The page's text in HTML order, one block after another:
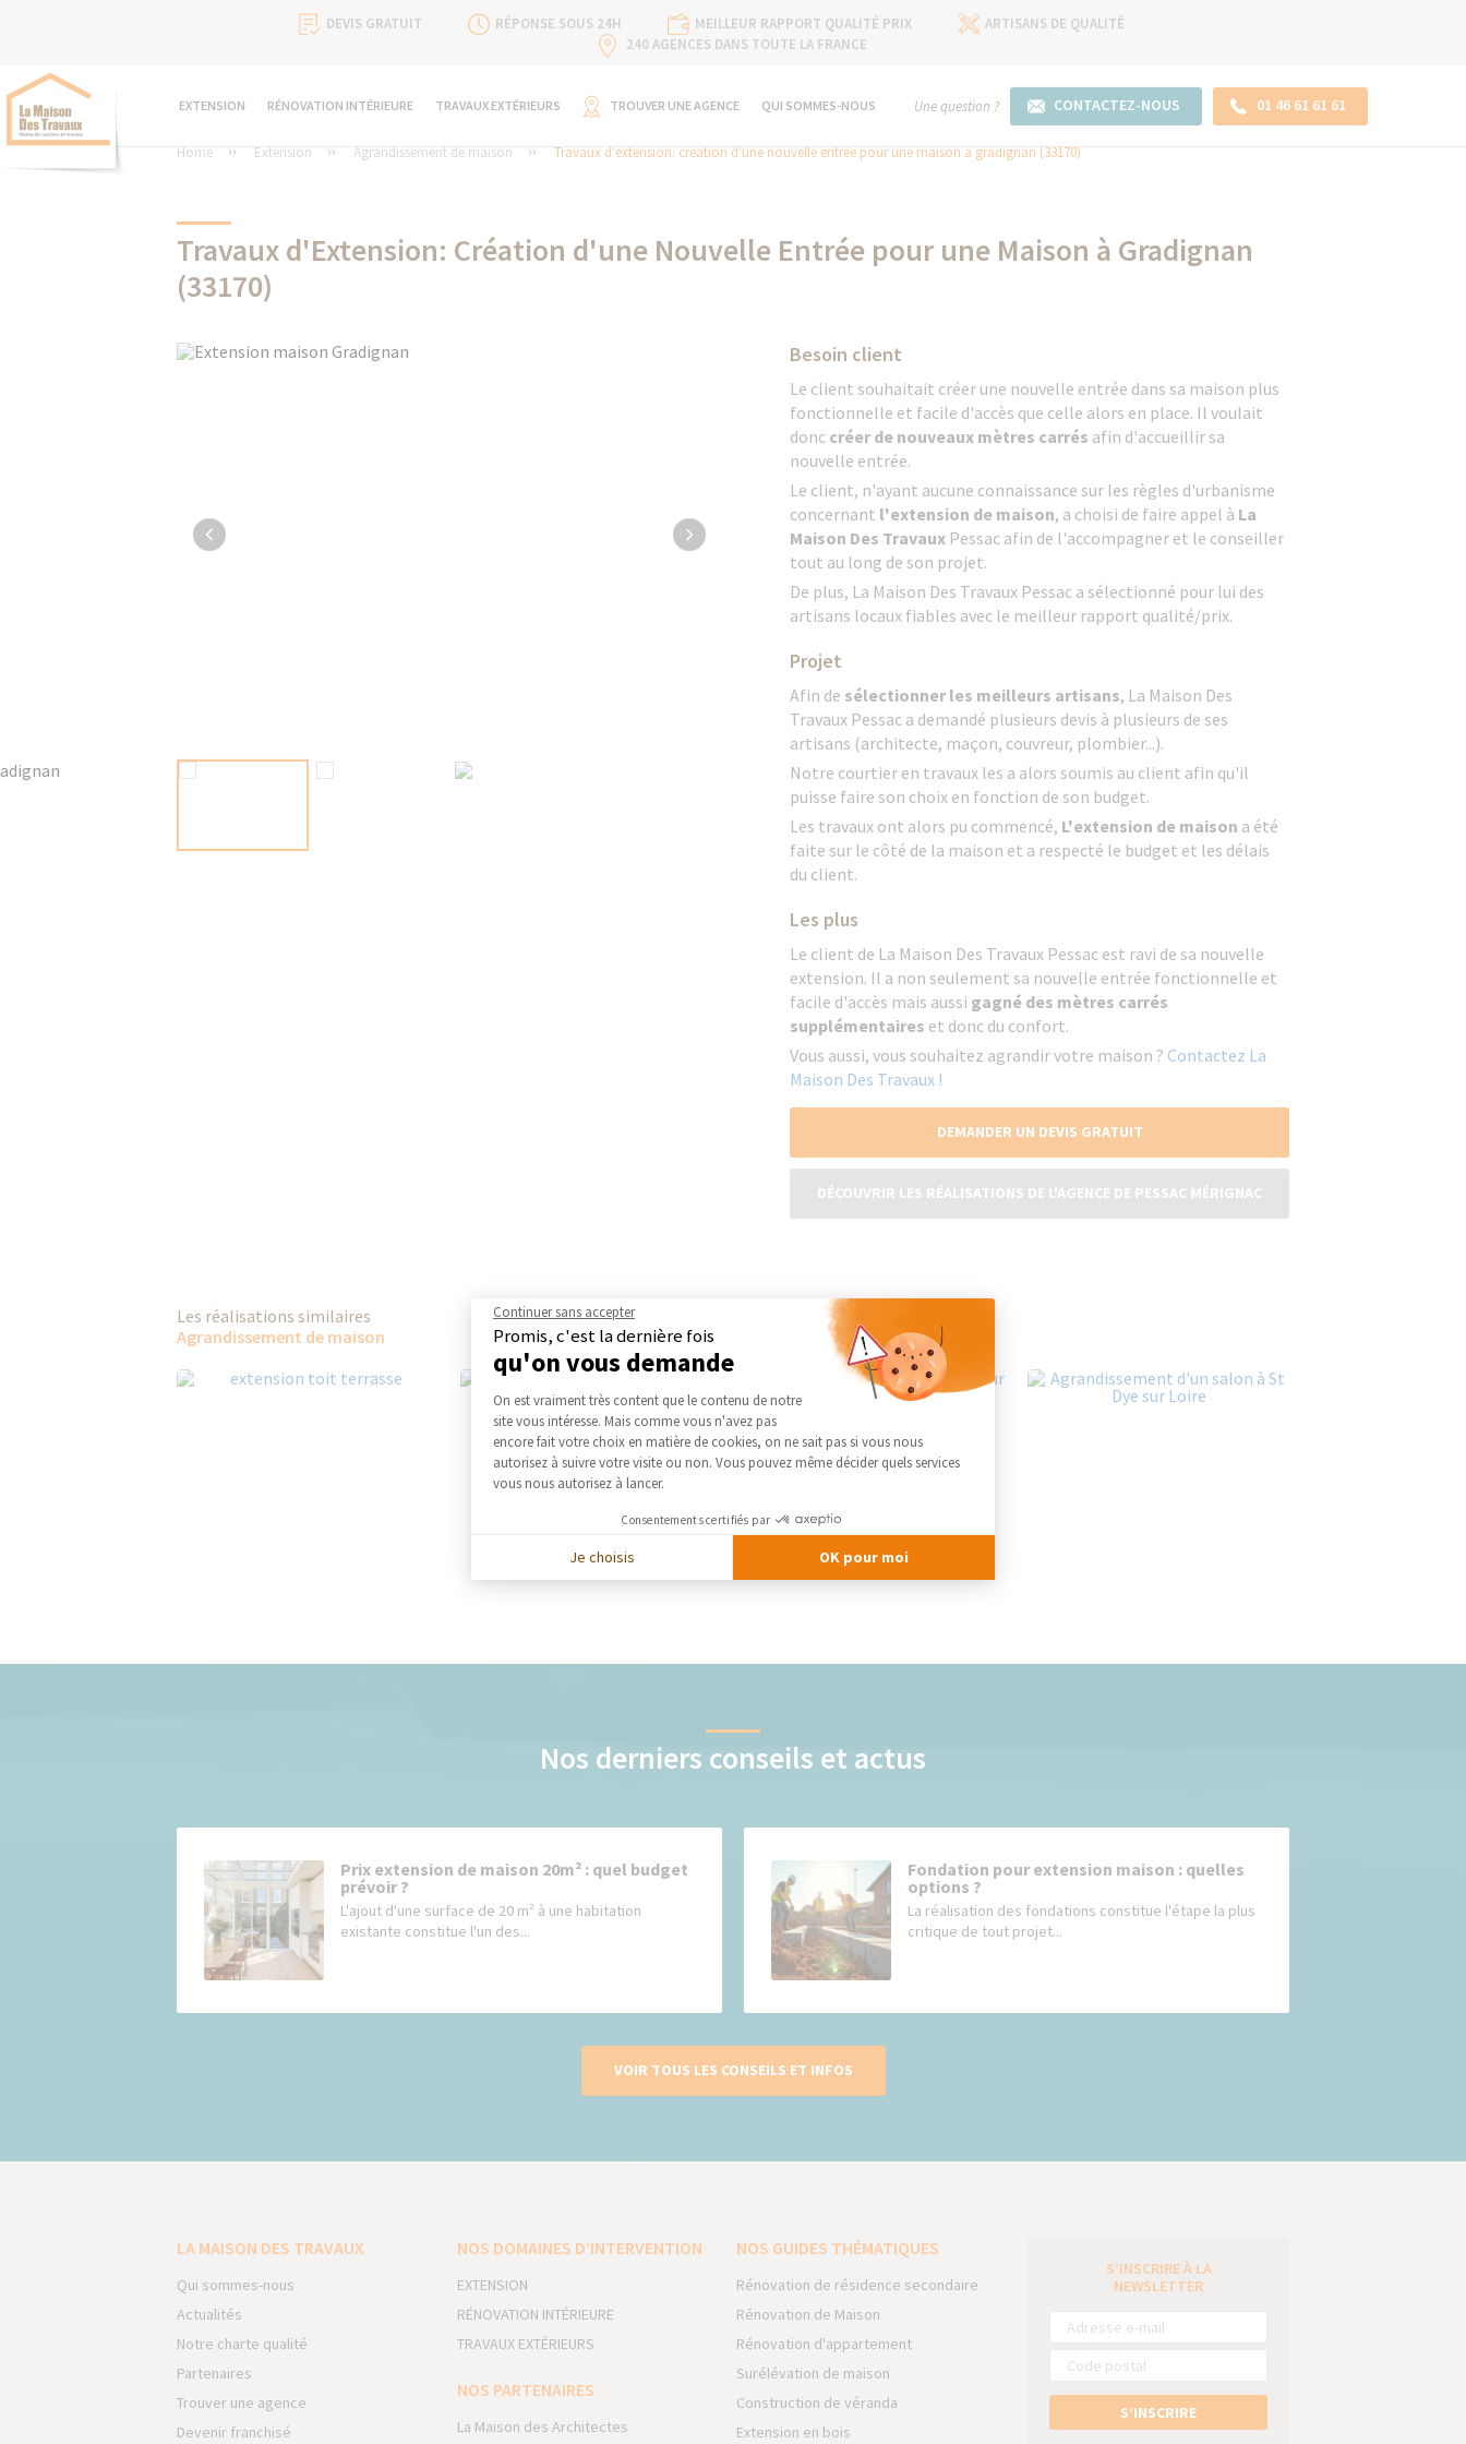
DEVIS GRATUIT RÉPONSE SOUS 24H MEILLEUR RAPPORT QUALITÉ PRIX
ARTISANS DE QUALITÉ
240 AGENCES DANS TOUTE LA FRANCE
EXTENSION RÉNOVATION INTÉRIEURE TRAVAUX EXTÉRIEURS TROUVER UNE AGENCE QUI SOMMES-NOUS Une question ? CONTACTEZ-NOUS 01 46 61 61 61
Home Extension Agrandissement de maison Travaux d'extension: création d'une nouvelle entrée pour une maison à gradignan (33170)
Travaux d'Extension: Création d'une Nouvelle Entrée pour une Maison à Gradignan
(33170)
Besoin client
Le client souhaitait créer une nouvelle entrée dans sa maison plus
fonctionnelle et facile d'accès que celle alors en place. Il voulait
donc créer de nouveaux mètres carrés afin d'accueillir sa
nouvelle entrée.
Le client, n'ayant aucune connaissance sur les règles d'urbanisme
concernant l'extension de maison, a choisi de faire appel à La
Maison Des Travaux Pessac afin de l'accompagner et le conseiller
tout au long de son projet.
De plus, La Maison Des Travaux Pessac a sélectionné pour lui des
artisans locaux fiables avec le meilleur rapport qualité/prix.
Projet
Afin de sélectionner les meilleurs artisans, La Maison Des
Travaux Pessac a demandé plusieurs devis à plusieurs de ses
artisans (architecte, maçon, couvreur, plombier...).
Notre courtier en travaux les a alors soumis au client afin qu'il
puisse faire son choix en fonction de son budget.
Les travaux ont alors pu commencé, L'extension de maison a été
faite sur le côté de la maison et a respecté le budget et les délais
du client.
Les plus
Le client de La Maison Des Travaux Pessac est ravi de sa nouvelle
extension. Il a non seulement sa nouvelle entrée fonctionnelle et
facile d'accès mais aussi gagné des mètres carrés
supplémentaires et donc du confort.
Vous aussi, vous souhaitez agrandir votre maison ? Contactez La
Maison Des Travaux !
DEMANDER UN DEVIS GRATUIT
DÉCOUVRIR LES RÉALISATIONS DE L'AGENCE DE PESSAC MÉRIGNAC
Les réalisations similaires
Agrandissement de maison
Nos derniers conseils et actus
Prix extension de maison 20m² : quel budget
prévoir ?
L'ajout d'une surface de 20 m² à une habitation
existante constitue l'un des...
Fondation pour extension maison : quelles
options ?
La réalisation des fondations constitue l'étape la plus
critique de tout projet...
VOIR TOUS LES CONSEILS ET INFOS
LA MAISON DES TRAVAUX
Qui sommes-nous
Actualités
Notre charte qualité
Partenaires
Trouver une agence
Devenir franchisé
NOS DOMAINES D’INTERVENTION
EXTENSION
RÉNOVATION INTÉRIEURE
TRAVAUX EXTÉRIEURS
NOS PARTENAIRES
La Maison des Architectes
NOS GUIDES THÉMATIQUES
Rénovation de résidence secondaire
Rénovation de Maison
Rénovation d'appartement
Surélévation de maison
Construction de véranda
Extension en bois
S’INSCRIRE À LA
NEWSLETTER
S’INSCRIRE
Continuer sans accepter
Promis, c'est la dernière fois
qu'on vous demande
Plateforme de Gestion du Consentement : Personnalisez vos Options
On est vraiment très content que le contenu de notre
site vous intéresse. Mais comme vous n'avez pas
encore fait votre choix en matière de cookies, on ne sait pas si vous nous
autorisez à suivre votre visite ou non. Vous pouvez même décider quels services
vous nous autorisez à lancer.
Consentements certifiés par
Je choisis OK pour moi
Axeptio consent